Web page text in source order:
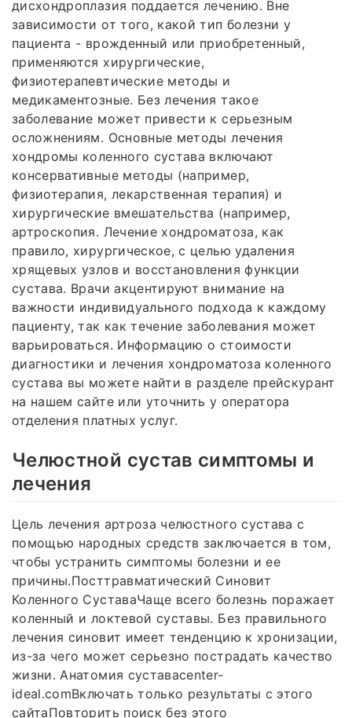
дисхондроплазия поддается лечению. Вне
зависимости от того, какой тип болезни у
пациента - врожденный или приобретенный,
применяются хирургические,
физиотерапевтические методы и
медикаментозные. Без лечения такое
заболевание может привести к серьезным
осложнениям. Основные методы лечения
хондромы коленного сустава включают
консервативные методы (например,
физиотерапия, лекарственная терапия) и
хирургические вмешательства (например,
артроскопия. Лечение хондроматоза, как
правило, хирургическое, с целью удаления
хрящевых узлов и восстановления функции
сустава. Врачи акцентируют внимание на
важности индивидуального подхода к каждому
пациенту, так как течение заболевания может
варьироваться. Информацию о стоимости
диагностики и лечения хондроматоза коленного
сустава вы можете найти в разделе прейскурант
на нашем сайте или уточнить у оператора
отделения платных услуг.
Челюстной сустав симптомы и
лечения
Цель лечения артроза челюстного сустава с
помощью народных средств заключается в том,
чтобы устранить симптомы болезни и ее
причины.Посттравматический Синовит
Коленного СуставаЧаще всего болезнь поражает
коленный и локтевой суставы. Без правильного
лечения синовит имеет тенденцию к хронизации,
из-за чего может серьезно пострадать качество
жизни. Анатомия суставаcenter-
ideal.comВключать только результаты с этого
сайтаПовторить поиск без этого